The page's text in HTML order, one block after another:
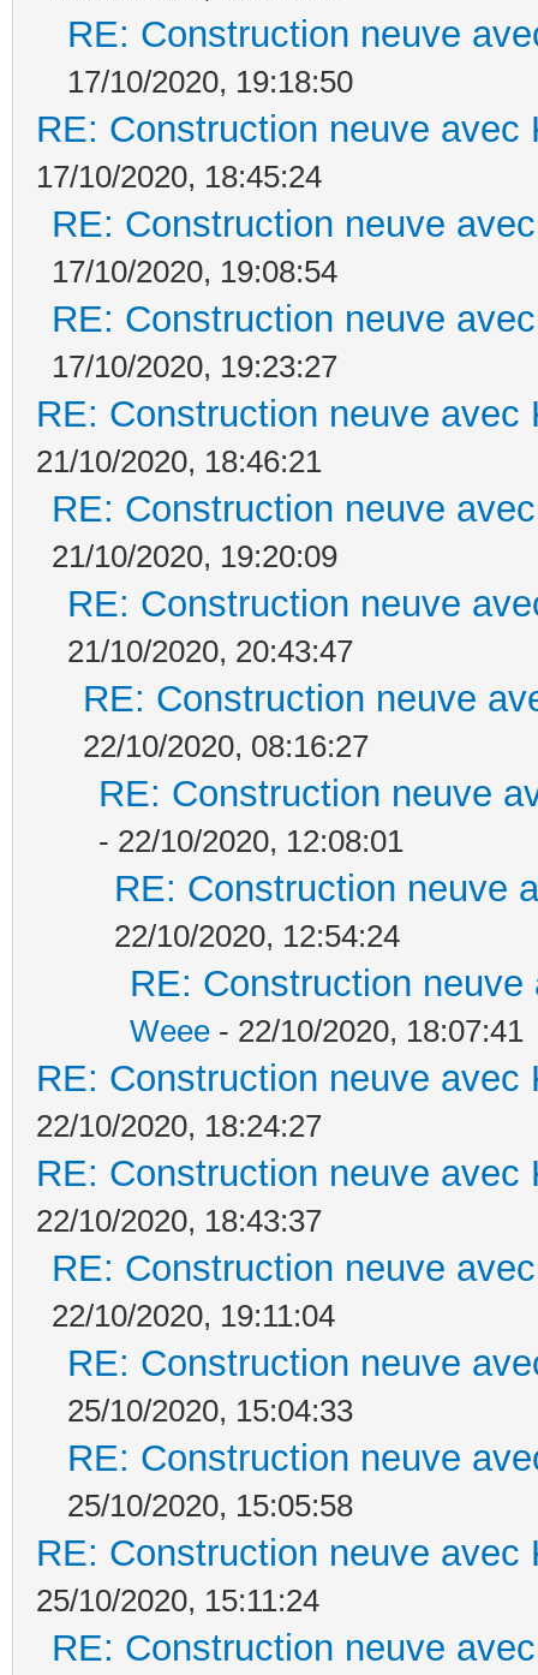
RE: Construction neuve
17/10/2020, 19:18:50
RE: Construction neuve avec
17/10/2020, 18:45:24
RE: Construction neuve
17/10/2020, 19:08:54
RE: Construction neuve
17/10/2020, 19:23:27
RE: Construction neuve avec
21/10/2020, 18:46:21
RE: Construction neuve
21/10/2020, 19:20:09
RE: Construction neuve
21/10/2020, 20:43:47
RE: Construction neuve
22/10/2020, 08:16:27
RE: Construction neuve
- 22/10/2020, 12:08:01
RE: Construction neuve
22/10/2020, 12:54:24
RE: Construction
Weee - 22/10/2020, 18:07:41
RE: Construction neuve avec
22/10/2020, 18:24:27
RE: Construction neuve avec
22/10/2020, 18:43:37
RE: Construction neuve
22/10/2020, 19:11:04
RE: Construction neuve
25/10/2020, 15:04:33
RE: Construction neuve
25/10/2020, 15:05:58
RE: Construction neuve avec
25/10/2020, 15:11:24
RE: Construction neuve